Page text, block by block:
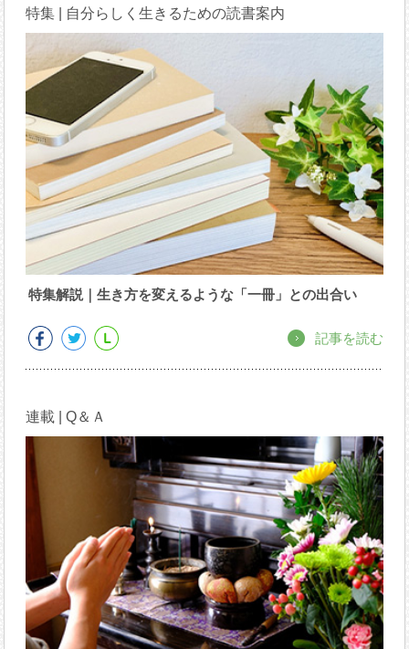
特集 | 自分らしく生きるための読書案内
特集解説｜生き方を変えるような「一冊」との出合い
記事を読む
連載 | Q＆Ａ